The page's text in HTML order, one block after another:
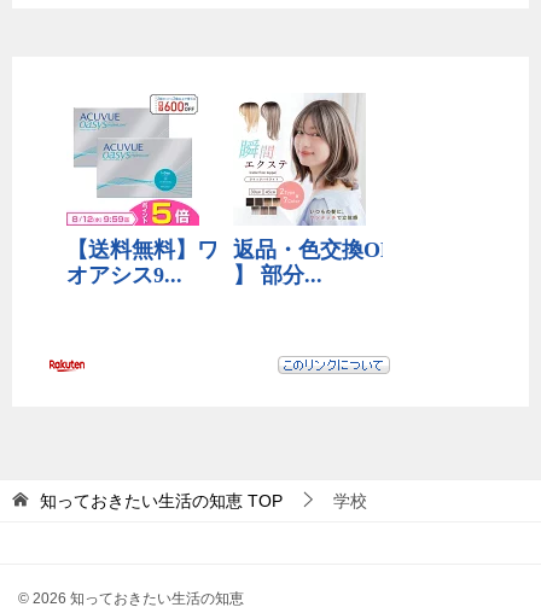
知っておきたい生活の知恵 TOP 学校
© 2026 知っておきたい生活の知恵